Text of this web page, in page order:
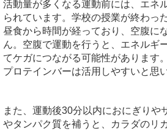
活動量が多くなる運動前には、エネ
られています。学校の授業が終わっ
昼食から時間が経っており、空腹に
ん。空腹で運動を行うと、エネルギ
てケガにつながる可能性があります
プロテインバーは活用しやすいと思
また、運動後30分以内におにぎりや
やタンパク質を補うと、カラダのリ